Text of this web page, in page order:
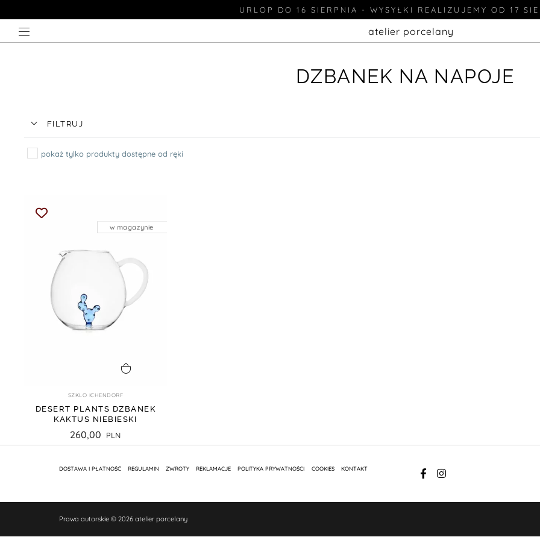
URLOP DO 16 SIERPNIA - WYSYŁKI REALIZUJEMY OD 17
atelier porcelany
DZBANEK NA NAPOJE
FILTRUJ
pokaż tylko produkty dostępne od ręki
SZKLO ICHENDORF
DESERT PLANTS DZBANEK
KAKTUS NIEBIESKI
260,00
w magazynie
DOSTAWA I PŁATNOŚĆ REGULAMIN ZWROTY REKLAMACJE POLITYKA PRYWATNOŚCI COOKIES KONTAKT
Prawa autorskie © 2026 atelier porcelany